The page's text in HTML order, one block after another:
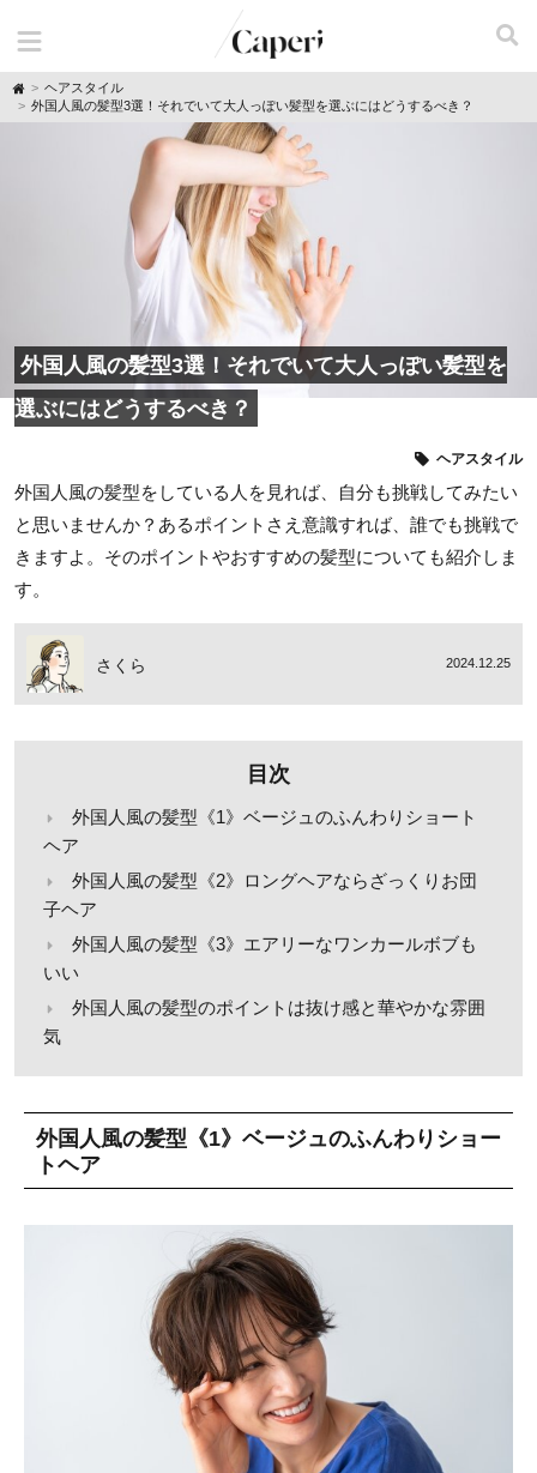
H
o
ヘアスタイル
外国人風の髪型3選！それでいて大人っぽい髪型を選ぶにはどうするべき？
外国人風の髪型3選！それでいて大人っぽい髪型を
選ぶにはどうするべき？
ヘアスタイル
外国人風の髪型をしている人を見れば、自分も挑戦してみたい
と思いませんか？あるポイントさえ意識すれば、誰でも挑戦で
きますよ。そのポイントやおすすめの髪型についても紹介しま
す。
さくら 2024.12.25
目次
外国人風の髪型《1》ベージュのふんわりショート
ヘア
外国人風の髪型《2》ロングヘアならざっくりお団
子ヘア
外国人風の髪型《3》エアリーなワンカールボブも
いい
外国人風の髪型のポイントは抜け感と華やかな雰囲
気
外国人風の髪型《1》ベージュのふんわりショー
トヘア